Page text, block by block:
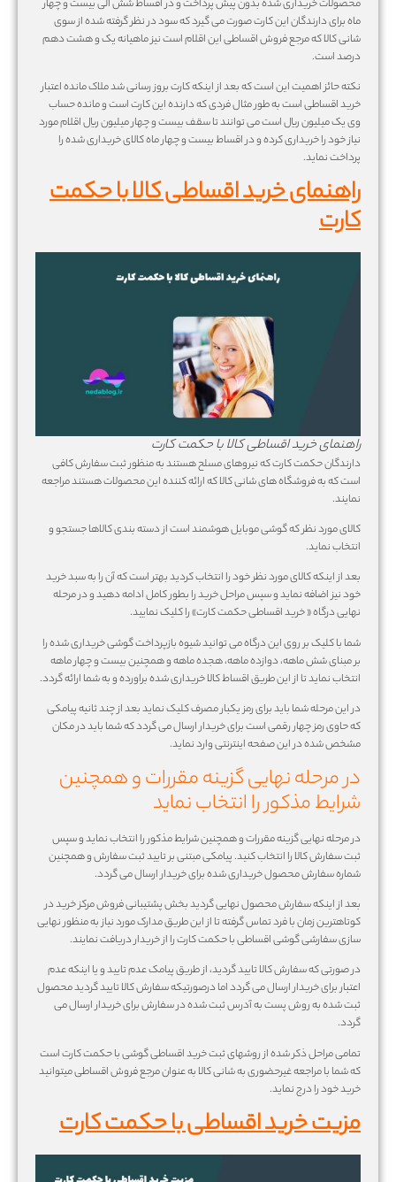
محصولات خریداری شده بدون پیش پرداخت و در اقساط شش الی بیست و چهار
ماه برای دارندگان این کارت صورت می گیرد که سود در نظر گرفته شده از سوی
شانی کالا که مرجع فروش اقساطی این اقلام است نیز ماهیانه یک و هشت دهم
درصد است.
نکته حائز اهمیت این است که بعد از اینکه کارت بروز رسانی شد ملاک مانده اعتبار
خرید اقساطی است به طور مثال فردی که دارنده این کارت است و مانده حساب
وی یک میلیون ریال است می توانند تا سقف بیست و چهار میلیون ریال اقلام مورد
نیاز خود را خریداری کرده و در اقساط بیست و چهار ماه کالای خریداری شده را
پرداخت نماید.
راهنمای خرید اقساطی کالا با حکمت
کارت
راهنمای خرید اقساطی کالا با حکمت کارت
دارندگان حکمت کارت که نیروهای مسلح هستند به منظور ثبت سفارش کافی
است که به فروشگاه های شانی کالا که ارائه کننده این محصولات هستند مراجعه
نمایند.
کالای مورد نظر که گوشی موبایل هوشمند است از دسته بندی کالاها جستجو و
انتخاب نماید.
بعد از اینکه کالای مورد نظر خود را انتخاب کردید بهتر است که آن را به سبد خرید
خود نیز اضافه نماید و سپس مراحل خرید را بطور کامل ادامه دهید و در مرحله
نهایی درگاه « خرید اقساطی حکمت کارت» را کلیک نمایید.
شما با کلیک بر روی این درگاه می توانید شیوه بازپرداخت گوشی خریداری شده را
بر مبنای شش ماهه، دوازده ماهه، هجده ماهه و همچنین بیست و چهار ماهه
انتخاب نماید تا از این طریق اقساط کالا خریداری شده براورده و به شما ارائه گردد.
در این مرحله شما باید برای رمز یکبار مصرف کلیک نماید بعد از چند ثانیه پیامکی
که حاوی رمز چهار رقمی است برای خریدار ارسال می گردد که شما باید در مکان
مشخص شده در این صفحه اینترنتی وارد نماید.
در مرحله نهایی گزینه مقررات و همچنین
شرایط مذکور را انتخاب نماید
در مرحله نهایی گزینه مقررات و همچنین شرایط مذکور را انتخاب نماید و سپس
ثبت سفارش کالا را انتخاب کنید. پیامکی مبتنی بر تایید ثبت سفارش و همچنین
شماره سفارش محصول خریداری شده برای خریدار ارسال می گردد.
بعد از اینکه سفارش محصول نهایی گردید بخش پشتیبانی فروش مرکز خرید در
کوتاهترین زمان با فرد تماس گرفته تا از این طریق مدارک مورد نیاز به منظور نهایی
سازی سفارشی گوشی اقساطی با حکمت کارت را از خریدار دریافت نمایند.
در صورتی که سفارش کالا تایید گردید، از طریق پیامک عدم تایید و یا اینکه عدم
اعتبار برای خریدار ارسال می گردد اما درصورتیکه سفارش کالا تایید گردید محصول
ثبت شده به روش پست به آدرس ثبت شده در سفارش برای خریدار ارسال می
گردد.
تمامی مراحل ذکر شده از روشهای ثبت خرید اقساطی گوشی با حکمت کارت است
که شما با مراجعه غیرحضوری به شانی کالا به عنوان مرجع فروش اقساطی میتوانید
خرید خود را درج نماید.
مزیت خرید اقساطی با حکمت کارت